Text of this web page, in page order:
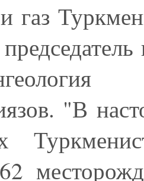
газ
"В